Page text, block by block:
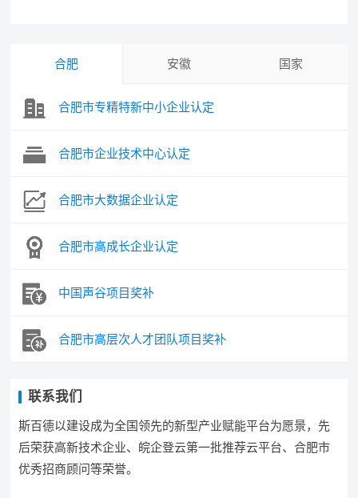
合肥 安徽 国家
合肥市专精特新中小企业认定
合肥市企业技术中心认定
合肥市大数据企业认定
合肥市高成长企业认定
中国声谷项目奖补
合肥市高层次人才团队项目奖补
联系我们
斯百德以建设成为全国领先的新型产业赋能平台为愿景，先
后荣获高新技术企业、皖企登云第一批推荐云平台、合肥市
优秀招商顾问等荣誉。